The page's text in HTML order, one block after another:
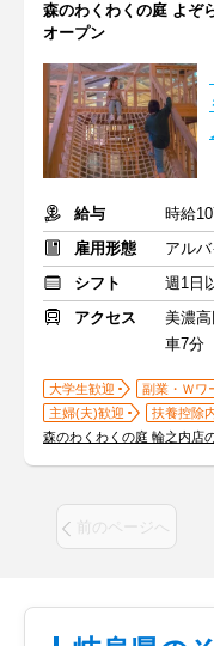
森のわくわくの庭 よ
オープン
給与
時給
雇用形態
アル
シフト
週1日
アクセス
美濃
車7分
大学生歓迎 副業・Ｗワ
主婦(夫)歓迎
扶養控除
森のわくわくの庭 輪之内店
前のページへ